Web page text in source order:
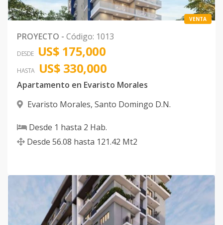
VENTA
PROYECTO - Código: 1013
DESDE US$ 175,000
HASTA US$ 330,000
Apartamento en Evaristo Morales
Evaristo Morales, Santo Domingo D.N.
Desde 1 hasta 2 Hab.
Desde 56.08 hasta 121.42 Mt2